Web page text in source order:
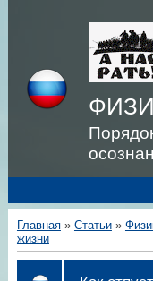
Главная» Статьи»
жизни